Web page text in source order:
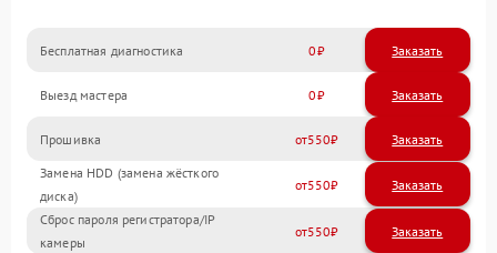
Бесплатная диагностика 0 Заказать
Выезд мастера 0 Заказать
Прошивка 550
Замена HDD (замена жёсткого
диска)
550
Сброс пароля регистратора/IP
камеры
550